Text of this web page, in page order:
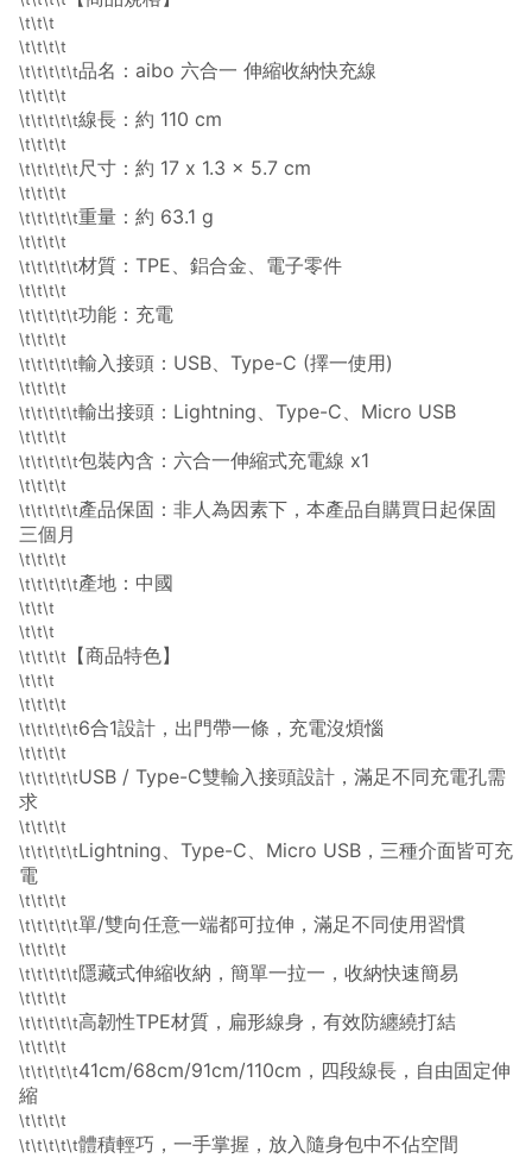
\t\t\t
\t\t\t\t
\t\t\t\t\t品名：aibo 六合一 伸縮收納快充線
\t\t\t\t
\t\t\t\t\t線長：約 110 cm
\t\t\t\t
\t\t\t\t\t尺寸：約 17 x 1.3 x 5.7 cm
\t\t\t\t
\t\t\t\t\t重量：約 63.1 g
\t\t\t\t
\t\t\t\t\t材質：TPE、鋁合金、電子零件
\t\t\t\t
\t\t\t\t\t功能：充電
\t\t\t\t
\t\t\t\t\t輸入接頭：USB、Type-C (擇一使用)
\t\t\t\t
\t\t\t\t\t輸出接頭：Lightning、Type-C、Micro USB
\t\t\t\t
\t\t\t\t\t包裝內含：六合一伸縮式充電線 x1
\t\t\t\t
\t\t\t\t\t產品保固：非人為因素下，本產品自購買日起保固
三個月
\t\t\t\t
\t\t\t\t\t產地：中國
\t\t\t
\t\t\t
\t\t\t\t
【商品特色】
\t\t\t
\t\t\t\t
\t\t\t\t\t6合1設計，出門帶一條，充電沒煩惱
\t\t\t\t
\t\t\t\t\tUSB / Type-C雙輸入接頭設計，滿足不同充電孔需
求
\t\t\t\t
\t\t\t\t\tLightning、Type-C、Micro USB，三種介面皆可充
電
\t\t\t\t
\t\t\t\t\t單/雙向任意一端都可拉伸，滿足不同使用習慣
\t\t\t\t
\t\t\t\t\t隱藏式伸縮收納，簡單一拉一，收納快速簡易
\t\t\t\t
\t\t\t\t\t高韌性TPE材質，扁形線身，有效防纏繞打結
\t\t\t\t
\t\t\t\t\t41cm/68cm/91cm/110cm，四段線長，自由固定伸
縮
\t\t\t\t
\t\t\t\t\t體積輕巧，一手掌握，放入隨身包中不佔空間